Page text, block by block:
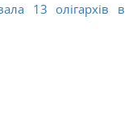
13 олігархів в